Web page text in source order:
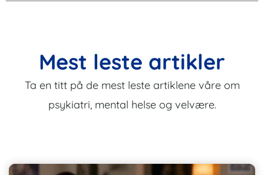
Mest leste artikler
Ta en titt på de mest leste artiklene våre om
psykiatri, mental helse og velvære.